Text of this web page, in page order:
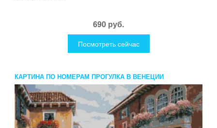
690 руб.
Посмотреть сейчас
КАРТИНА ПО НОМЕРАМ ПРОГУЛКА В ВЕНЕЦИИ